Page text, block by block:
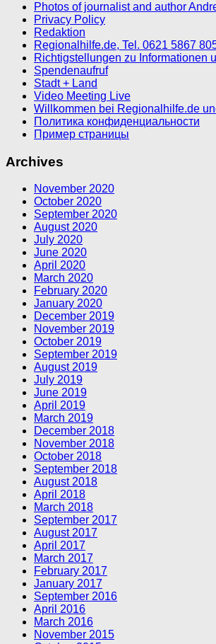
Photos of journalist and author
Privacy Policy
Redaktion
Regionalhilfe.de, Tel. 0621 5867
Richtigstellungen zu Informationen
Spendenaufruf
Stadt + Land
Video Meeting Live
Willkommen bei Regionalhilfe.de
Политика конфиденциальности
Пример страницы
Archives
November 2020
October 2020
September 2020
August 2020
July 2020
June 2020
April 2020
March 2020
February 2020
January 2020
December 2019
November 2019
October 2019
September 2019
August 2019
July 2019
June 2019
April 2019
March 2019
December 2018
November 2018
October 2018
September 2018
August 2018
April 2018
March 2018
September 2017
August 2017
April 2017
March 2017
February 2017
January 2017
September 2016
April 2016
March 2016
November 2015